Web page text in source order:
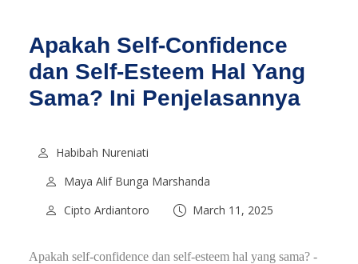
Apakah Self-Confidence
dan Self-Esteem Hal Yang
Sama? Ini Penjelasannya
Habibah Nureniati
Maya Alif Bunga Marshanda
Cipto Ardiantoro
March 11, 2025
Apakah self-confidence dan self-esteem hal yang sama? -